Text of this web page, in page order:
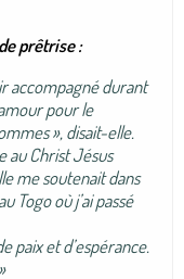
prêtrise :
accompagné durant
pour le
», disait-elle.
au Christ Jésus
me soutenait dans
Togo où j’ai passé
paix et d’espérance.